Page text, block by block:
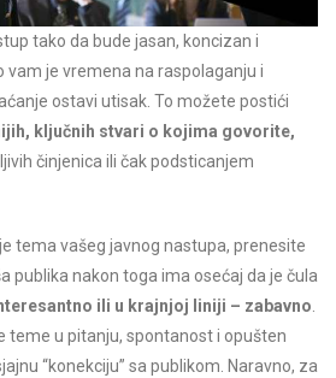
tako da bude jasan, koncizan i
vam je vremena na raspolaganju i
ostavi utisak. To možete postići
ključnih stvari o kojima govorite,
činjenica ili čak podsticanjem
tema vašeg javnog nastupa, prenesite
publika nakon toga ima osećaj da je čula
ili u krajnjoj liniji – zabavno.
teme u pitanju, spontanost i opušten
“konekciju” sa publikom. Naravno, za